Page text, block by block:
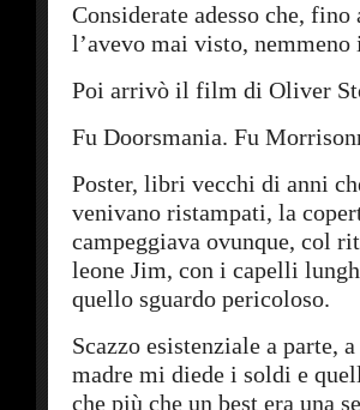
Considerate adesso che,
l’avevo mai visto, nemmeno
Poi arrivò il film di Oliver
Fu Doorsmania. Fu
Poster, libri vecchi di anni
venivano ristampati, la
campeggiava ovunque, col
leone Jim, con i capelli
quello sguardo pericoloso.
Scazzo esistenziale a parte,
madre mi diede i soldi e
che più che un best era una